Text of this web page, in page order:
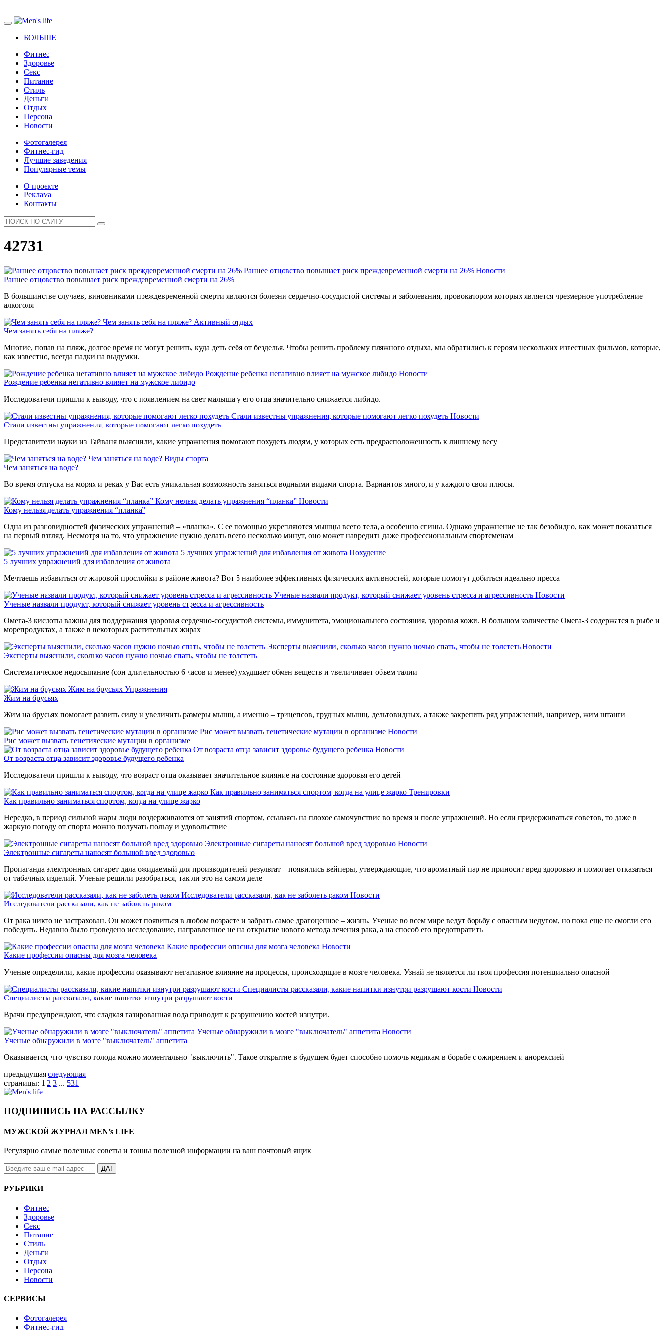
БОЛЬШЕ
Фитнес
Здоровье
Секс
Питание
Стиль
Деньги
Отдых
Персона
Новости
Фотогалерея
Фитнес-гид
Лучшие заведения
Популярные темы
О проекте
Реклама
Контакты
42731
Раннее отцовство повышает риск преждевременной смерти на 26% Новости
Раннее отцовство повышает риск преждевременной смерти на 26%
В большинстве случаев, виновниками преждевременной смерти являются болезни сердечно-сосудистой системы и заболевания, провокатором которых является чрезмерное употребление
алкоголя
Чем занять себя на пляже? Активный отдых
Чем занять себя на пляже?
Многие, попав на пляж, долгое время не могут решить, куда деть себя от безделья. Чтобы решить проблему пляжного отдыха, мы обратились к героям нескольких известных фильмов, которые,
как известно, всегда падки на выдумки.
Рождение ребенка негативно влияет на мужское либидо Новости
Рождение ребенка негативно влияет на мужское либидо
Исследователи пришли к выводу, что с появлением на свет малыша у его отца значительно снижается либидо.
Стали известны упражнения, которые помогают легко похудеть Новости
Стали известны упражнения, которые помогают легко похудеть
Представители науки из Тайваня выяснили, какие упражнения помогают похудеть людям, у которых есть предрасположенность к лишнему весу
Чем заняться на воде? Виды спорта
Чем заняться на воде?
Во время отпуска на морях и реках у Вас есть уникальная возможность заняться водными видами спорта. Вариантов много, и у каждого свои плюсы.
Кому нельзя делать упражнения “планка” Новости
Кому нельзя делать упражнения “планка”
Одна из разновидностей физических упражнений – «планка». С ее помощью укрепляются мышцы всего тела, а особенно спины. Однако упражнение не так безобидно, как может показаться
на первый взгляд. Несмотря на то, что упражнение нужно делать всего несколько минут, оно может навредить даже профессиональным спортсменам
5 лучших упражнений для избавления от живота Похудение
5 лучших упражнений для избавления от живота
Мечтаешь избавиться от жировой прослойки в районе живота? Вот 5 наиболее эффективных физических активностей, которые помогут добиться идеально пресса
Ученые назвали продукт, который снижает уровень стресса и агрессивность Новости
Ученые назвали продукт, который снижает уровень стресса и агрессивность
Омега-3 кислоты важны для поддержания здоровья сердечно-сосудистой системы, иммунитета, эмоционального состояния, здоровья кожи. В большом количестве Омега-3 содержатся в рыбе и
морепродуктах, а также в некоторых растительных жирах
Эксперты выяснили, сколько часов нужно ночью спать, чтобы не толстеть Новости
Эксперты выяснили, сколько часов нужно ночью спать, чтобы не толстеть
Систематическое недосыпание (сон длительностью 6 часов и менее) ухудшает обмен веществ и увеличивает объем талии
Жим на брусьях Упражнения
Жим на брусьях
Жим на брусьях помогает развить силу и увеличить размеры мышц, а именно – трицепсов, грудных мышц, дельтовидных, а также закрепить ряд упражнений, например, жим штанги
Рис может вызвать генетические мутации в организме Новости
Рис может вызвать генетические мутации в организме
От возраста отца зависит здоровье будущего ребенка Новости
От возраста отца зависит здоровье будущего ребенка
Исследователи пришли к выводу, что возраст отца оказывает значительное влияние на состояние здоровья его детей
Как правильно заниматься спортом, когда на улице жарко Тренировки
Как правильно заниматься спортом, когда на улице жарко
Нередко, в период сильной жары люди воздерживаются от занятий спортом, ссылаясь на плохое самочувствие во время и после упражнений. Но если придерживаться советов, то даже в
жаркую погоду от спорта можно получать пользу и удовольствие
Электронные сигареты наносят большой вред здоровью Новости
Электронные сигареты наносят большой вред здоровью
Пропаганда электронных сигарет дала ожидаемый для производителей результат – появились вейперы, утверждающие, что ароматный пар не приносит вред здоровью и помогает отказаться
от табачных изделий. Ученые решили разобраться, так ли это на самом деле
Исследователи рассказали, как не заболеть раком Новости
Исследователи рассказали, как не заболеть раком
От рака никто не застрахован. Он может появиться в любом возрасте и забрать самое драгоценное – жизнь. Ученые во всем мире ведут борьбу с опасным недугом, но пока еще не смогли его
победить. Недавно было проведено исследование, направленное не на открытие нового метода лечения рака, а на способ его предотвратить
Какие профессии опасны для мозга человека Новости
Какие профессии опасны для мозга человека
Ученые определили, какие профессии оказывают негативное влияние на процессы, происходящие в мозге человека. Узнай не является ли твоя профессия потенциально опасной
Специалисты рассказали, какие напитки изнутри разрушают кости Новости
Специалисты рассказали, какие напитки изнутри разрушают кости
Врачи предупреждают, что сладкая газированная вода приводит к разрушению костей изнутри.
Ученые обнаружили в мозге "выключатель" аппетита Новости
Ученые обнаружили в мозге "выключатель" аппетита
Оказывается, что чувство голода можно моментально "выключить". Такое открытие в будущем будет способно помочь медикам в борьбе с ожирением и анорексией
предыдущая следующая
страницы: 1 2 3 ... 531
ПОДПИШИСЬ НА РАССЫЛКУ
МУЖСКОЙ ЖУРНАЛ MEN’s LIFE
Регулярно самые полезные советы и тонны полезной информации на ваш почтовый ящик
ДА!
РУБРИКИ
Фитнес
Здоровье
Секс
Питание
Стиль
Деньги
Отдых
Персона
Новости
СЕРВИСЫ
Фотогалерея
Фитнес-гид